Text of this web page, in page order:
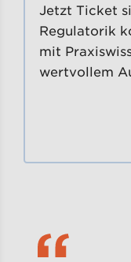
Jetzt Ticket
Regulatorik
mit
wertvollem